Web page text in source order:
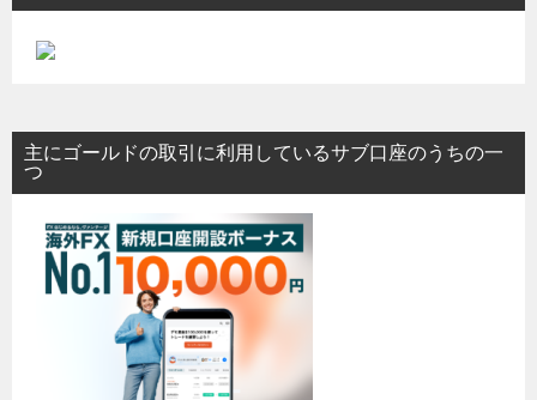
主にゴールドの取引に利用しているサブ口座のうちの一
つ